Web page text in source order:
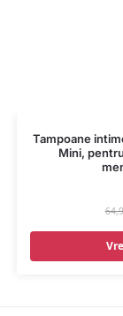
Tampoane
Mini,